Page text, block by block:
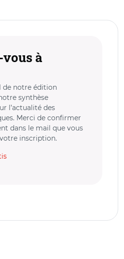
à
de notre édition
synthèse
l’actualité des
Merci de confirmer
dans le mail que vous
inscription.